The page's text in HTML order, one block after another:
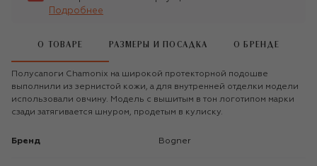
Подробнее
О ТОВАРЕ РАЗМЕРЫ И ПОСАДКА О БРЕНДЕ
Полусапоги Chamonix на широкой протекторной подошве
выполнили из зернистой кожи, а для внутренней отделки модели
использовали овчину. Модель с вышитым в тон логотипом марки
сзади затягивается шнуром, продетым в кулиску.
Бренд Bogner